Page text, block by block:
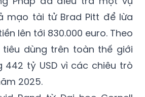
lên tới 830.000 euro. Theo
tiêu dùng trên toàn thế giới
442 tỷ USD vì các chiêu trò
2025.
Rand từ Đại học Cornell
nghệ hoán đổi khuôn